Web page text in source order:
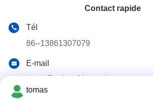
Contact rapide
Tél
86--13861307079
E-mail
tomas@smtmachine-parts.com
Adresse
tomas